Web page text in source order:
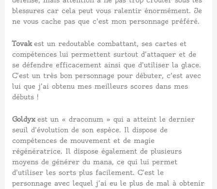
blessures car cela peut vous ralentir énormément. Je
ne vous cache pas que c’est mon personnage préféré.
Tovakest un redoutable combattant, ses cartes et
compétences lui permettent surtout d’attaquer et de
se défendre efficacement ainsi que d’utiliser la glace.
C’est un très bon personnage pour débuter, c’est avec
lui que j’ai obtenu mes meilleurs scores dans mes
débuts !
Goldyx est un « draconum » qui a atteint le dernier
seuil d’évolution de son espèce. Il dispose de
compétences de mouvement et de magie
régénératrice. Il dispose également de plusieurs
moyens de générer du mana, ce qui lui permet
d’utiliser les sorts plus facilement. C’est le
personnage avec lequel j’ai eu le plus de mal à obtenir